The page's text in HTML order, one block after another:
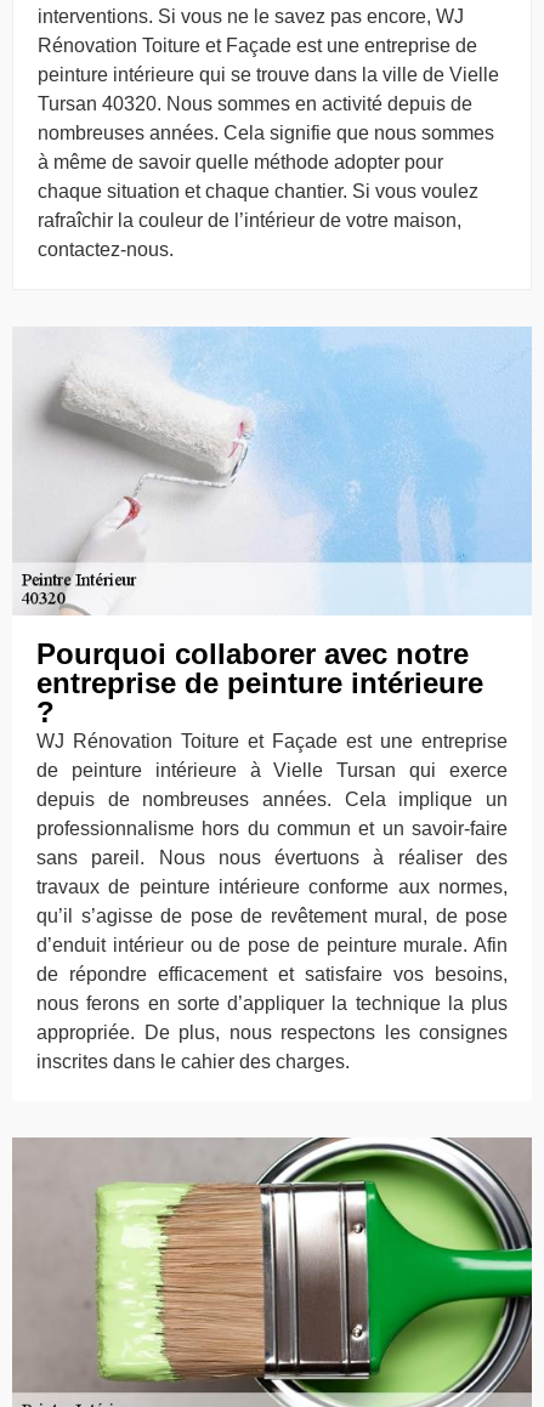
interventions. Si vous ne le savez pas encore, WJ
Rénovation Toiture et Façade est une entreprise de
peinture intérieure qui se trouve dans la ville de Vielle
Tursan 40320. Nous sommes en activité depuis de
nombreuses années. Cela signifie que nous sommes
à même de savoir quelle méthode adopter pour
chaque situation et chaque chantier. Si vous voulez
rafraîchir la couleur de l’intérieur de votre maison,
contactez-nous.
Pourquoi collaborer avec notre
entreprise de peinture intérieure
?
WJ Rénovation Toiture et Façade est une entreprise
de peinture intérieure à Vielle Tursan qui exerce
depuis de nombreuses années. Cela implique un
professionnalisme hors du commun et un savoir-faire
sans pareil. Nous nous évertuons à réaliser des
travaux de peinture intérieure conforme aux normes,
qu’il s’agisse de pose de revêtement mural, de pose
d’enduit intérieur ou de pose de peinture murale. Afin
de répondre efficacement et satisfaire vos besoins,
nous ferons en sorte d’appliquer la technique la plus
appropriée. De plus, nous respectons les consignes
inscrites dans le cahier des charges.